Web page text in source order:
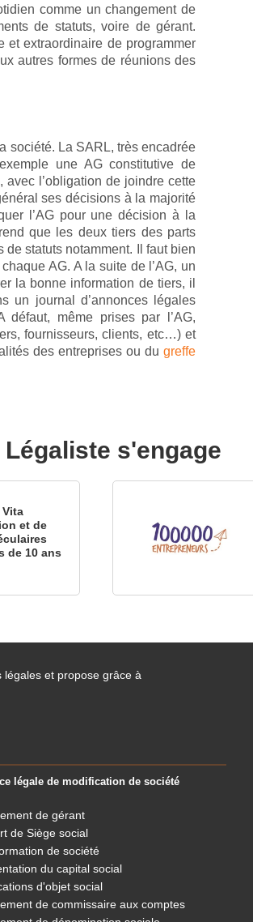
comme un changement de
de statuts, voire de gérant.
et extraordinaire de programmer
autres formes de réunions des
société. La SARL, très encadrée
une AG constitutive de
avec l’obligation de joindre cette
ses décisions à la majorité
l’AG pour une décision à la
que les deux tiers des parts
statuts notamment. Il faut bien
AG. A la suite de l’AG, un
la bonne information de tiers, il
un journal d’annonces légales
même prises par l’AG,
fournisseurs, clients, etc…) et
des entreprises ou du greffe
Légaliste s'engage
et de
de 10 ans
et propose grâce à
légale de modification de société
de gérant
de Siège social
de société
du capital social
d'objet social
de commissaire aux comptes